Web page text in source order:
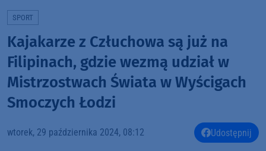
SPORT
Kajakarze z Człuchowa są już na
Filipinach, gdzie wezmą udział w
Mistrzostwach Świata w Wyścigach
Smoczych Łodzi
wtorek, 29 października 2024, 08:12 Udostępnij